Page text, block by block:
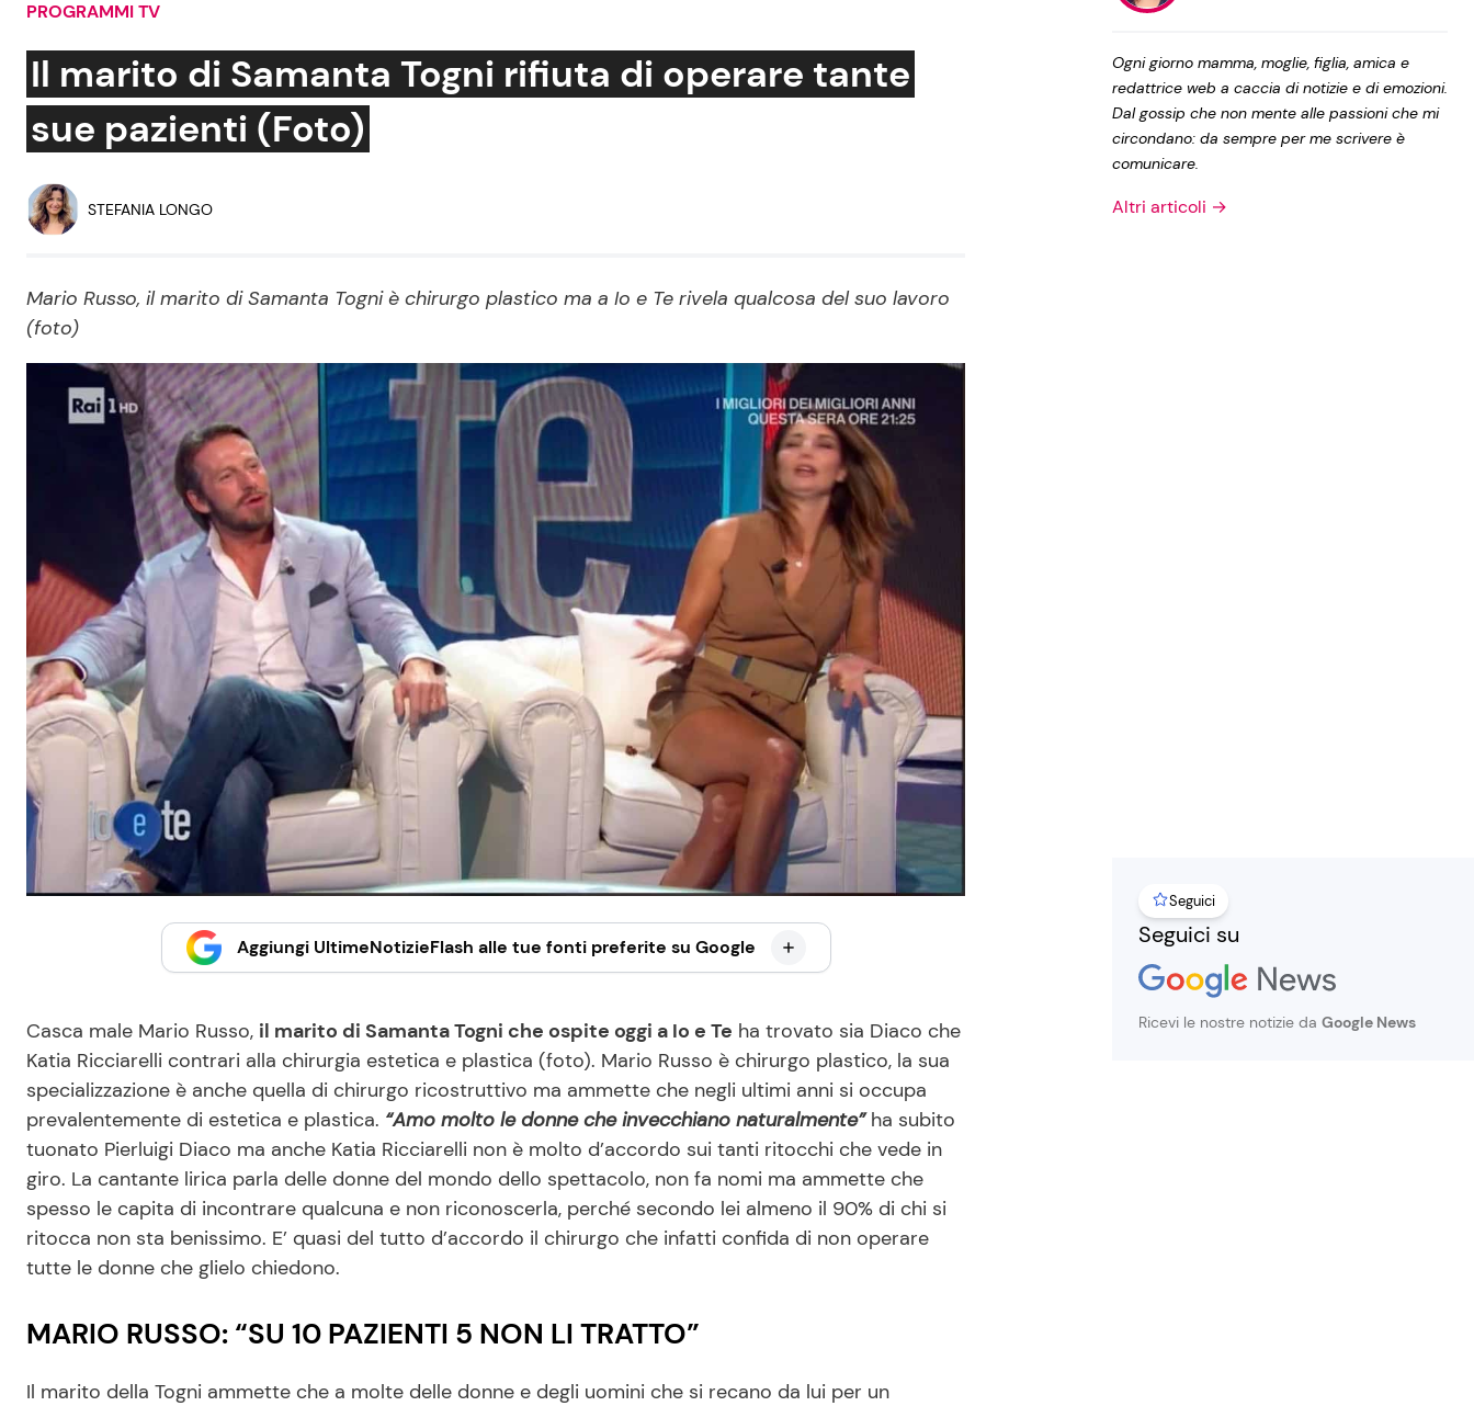
Social News
News dal mondo
Benessere
Mondo Mamma
Salute
Viaggi e Turismo
Festività
Le Ricette in TV
Ricette Facili e Veloci
Ricette Feste
Ricette per Bambini
Privacy Policy
PROGRAMMI TV
Il marito di Samanta Togni rifiuta di operare tante
sue pazienti (Foto)
STEFANIA LONGO
Mario Russo, il marito di Samanta Togni è chirurgo plastico ma a Io e Te rivela qualcosa del suo lavoro
(foto)
Aggiungi UltimeNotizieFlash alle tue fonti preferite su Google
Casca male Mario Russo, il marito di Samanta Togni che ospite oggi a Io e Te ha trovato sia Diaco che
Katia Ricciarelli contrari alla chirurgia estetica e plastica (foto). Mario Russo è chirurgo plastico, la sua
specializzazione è anche quella di chirurgo ricostruttivo ma ammette che negli ultimi anni si occupa
prevalentemente di estetica e plastica. “Amo molto le donne che invecchiano naturalmente”ha subito
tuonato Pierluigi Diaco ma anche Katia Ricciarelli non è molto d’accordo sui tanti ritocchi che vede in
giro. La cantante lirica parla delle donne del mondo dello spettacolo, non fa nomi ma ammette che
spesso le capita di incontrare qualcuna e non riconoscerla, perché secondo lei almeno il 90% di chi si
ritocca non sta benissimo. E’ quasi del tutto d’accordo il chirurgo che infatti confida di non operare
tutte le donne che glielo chiedono.
MARIO RUSSO: “SU 10 PAZIENTI 5 NON LI TRATTO”
Il marito della Togni ammette che a molte delle donne e degli uomini che si recano da lui per un
Ogni giorno mamma, moglie, figlia, amica e
redattrice web a caccia di notizie e di emozioni.
Dal gossip che non mente alle passioni che mi
circondano: da sempre per me scrivere è
comunicare.
Altri articoli →
Seguici
Seguici su
Ricevi le nostre notizie da Google News